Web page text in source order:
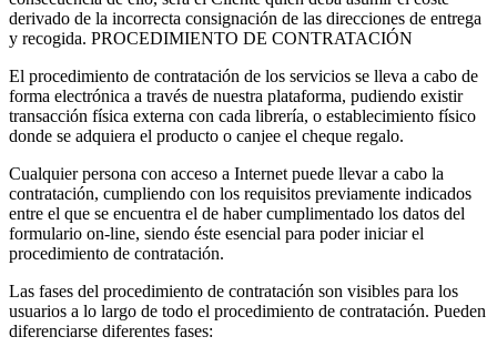
derivado de la incorrecta consignación de las direcciones de entrega
y recogida. PROCEDIMIENTO DE CONTRATACIÓN
El procedimiento de contratación de los servicios se lleva a cabo de
forma electrónica a través de nuestra plataforma, pudiendo existir
transacción física externa con cada librería, o establecimiento físico
donde se adquiera el producto o canjee el cheque regalo.
Cualquier persona con acceso a Internet puede llevar a cabo la
contratación, cumpliendo con los requisitos previamente indicados
entre el que se encuentra el de haber cumplimentado los datos del
formulario on-line, siendo éste esencial para poder iniciar el
procedimiento de contratación.
Las fases del procedimiento de contratación son visibles para los
usuarios a lo largo de todo el procedimiento de contratación. Pueden
diferenciarse diferentes fases: